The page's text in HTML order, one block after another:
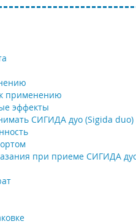
применению
эффекты
СИГИДА дуо (Sigida duo)
при приеме СИГИДА